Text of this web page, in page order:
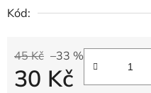
Kód:
45 Kč –33 %
30 Kč